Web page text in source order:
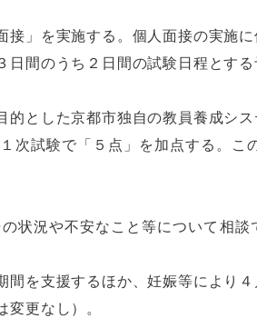
」を実施する。個人面接の実施
間のうち２日間の試験日程とする
とした京都市独自の教員養成シ
次試験で「５点」を加点する。
況や不安なこと等について相談
を支援するほか、妊娠等により
更なし）。